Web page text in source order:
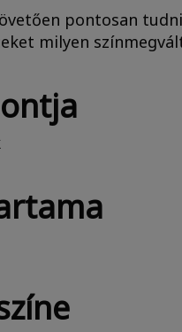
pontosan
milyen